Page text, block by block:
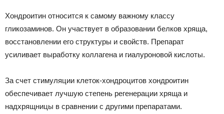
Хондроитин относится к самому важному классу
гликозаминов. Он участвует в образовании белков хряща,
восстановлении его структуры и свойств. Препарат
усиливает выработку коллагена и гиалуроновой кислоты.
За счет стимуляции клеток-хондроцитов хондроитин
обеспечивает лучшую степень регенерации хряща и
надхрящницы в сравнении с другими препаратами.